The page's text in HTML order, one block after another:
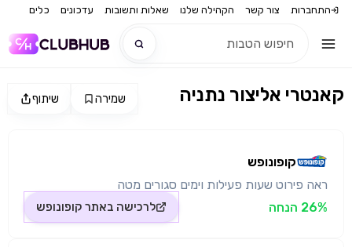
התחברות צור קשר הקהילה שלנו שאלות ותשובות עדכונים כלים
שיתוף שמירה קאנטרי אליצור נתניה
קופונופש
ראה פירוט שעות פעילות וימים סגורים מטה
26% הנחה
לרכישה באתר קופונופש